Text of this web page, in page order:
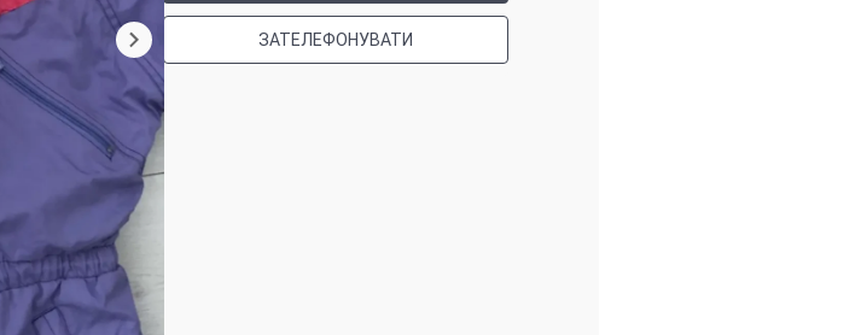
ЗАТЕЛЕФОНУВАТИ